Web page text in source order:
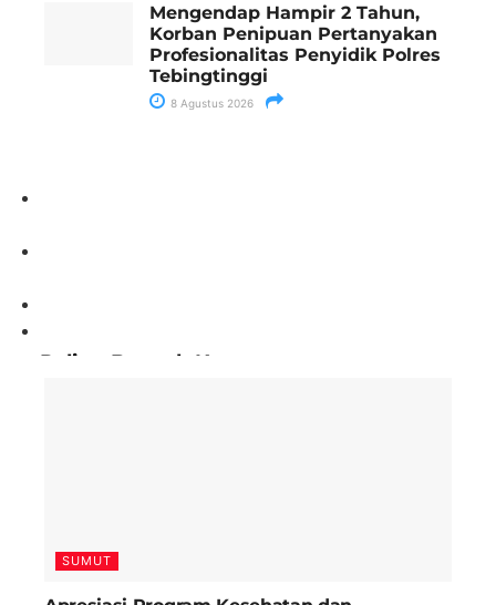
Mengendap Hampir 2 Tahun,
Korban Penipuan Pertanyakan
Profesionalitas Penyidik Polres
Tebingtinggi
8 Agustus 2026
Paling Banyak Komentar
SUMUT